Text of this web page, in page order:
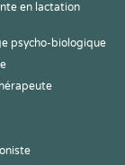
en lactation
psycho-biologique